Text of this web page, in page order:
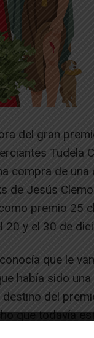
del gran
Tudela
compra de una
de Jesús
premio 25
y el 30 de
que le
había sido
del
que todavía
que son